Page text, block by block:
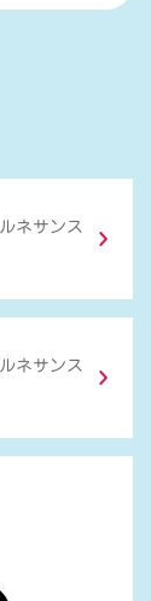
ネサンス
ネサンス